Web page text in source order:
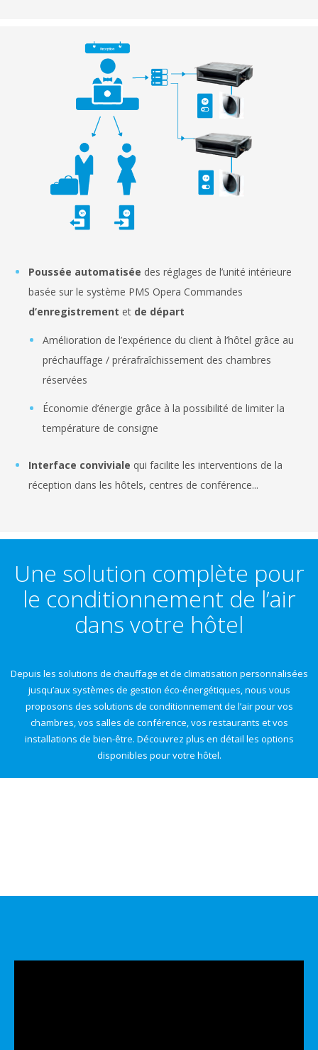
Poussée automatisée des réglages de l’unité intérieure
basée sur le système PMS Opera Commandes
d’enregistrement et de départ
Amélioration de l’expérience du client à l’hôtel grâce au
préchauffage / prérafraîchissement des chambres
réservées
Économie d’énergie grâce à la possibilité de limiter la
température de consigne
Interface conviviale qui facilite les interventions de la
réception dans les hôtels, centres de conférence...
Une solution complète pour
le conditionnement de l’air
dans votre hôtel
Depuis les solutions de chauffage et de climatisation personnalisées
jusqu’aux systèmes de gestion éco-énergétiques, nous vous
proposons des solutions de conditionnement de l’air pour vos
chambres, vos salles de conférence, vos restaurants et vos
installations de bien-être. Découvrez plus en détail les options
disponibles pour votre hôtel.